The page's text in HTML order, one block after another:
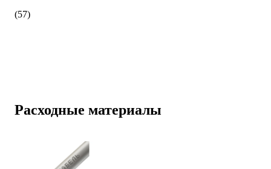
(57)
Расходные материалы